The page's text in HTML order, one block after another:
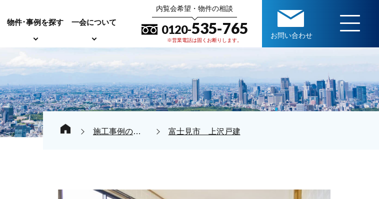
物件･事例を探す 一会について
内覧会希望・物件の相談
0120-535-765
※営業電話は固くお断りします。
お問い合わせ
施工事例の紹介 富士見市 上沢戸建